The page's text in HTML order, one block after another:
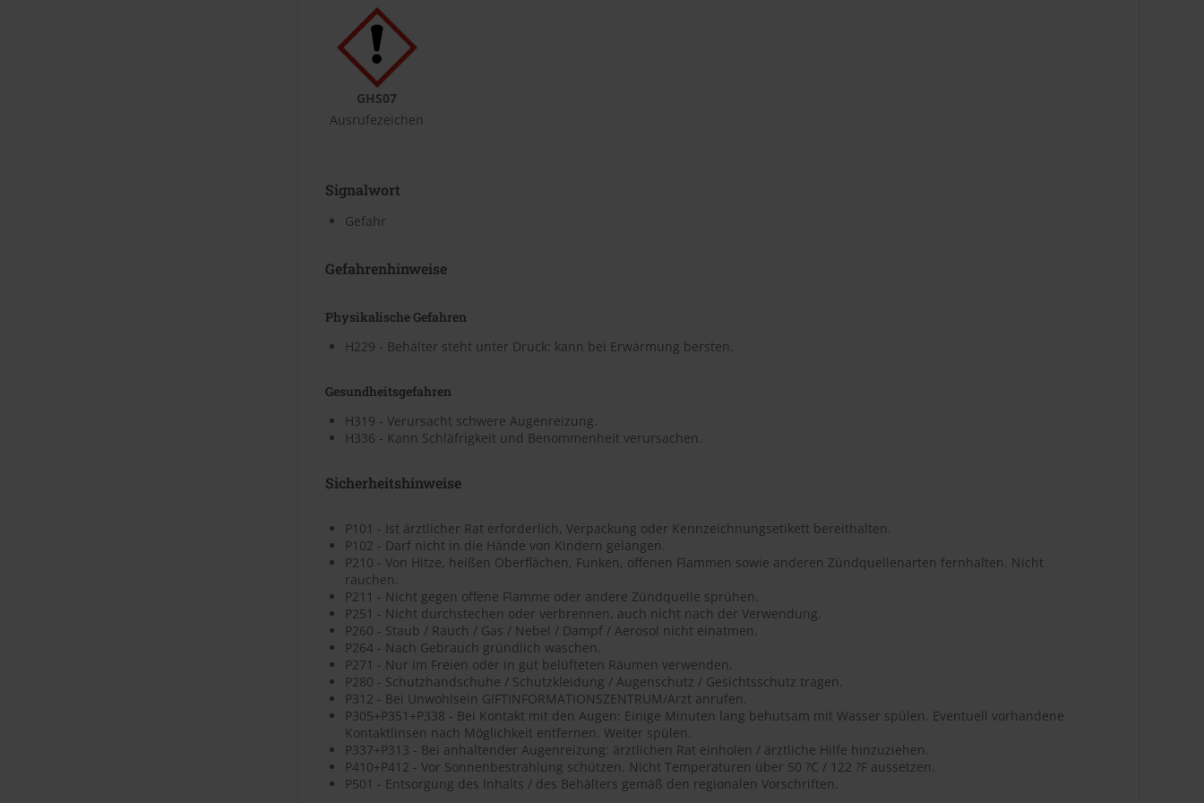
GHS07
Ausrufezeichen
Signalwort
Gefahr
Gefahrenhinweise
Physikalische Gefahren
H229 - Behälter steht unter Druck: kann bei Erwärmung bersten.
Gesundheitsgefahren
H319 - Verursacht schwere Augenreizung.
H336 - Kann Schläfrigkeit und Benommenheit verursachen.
Sicherheitshinweise
P101 - Ist ärztlicher Rat erforderlich, Verpackung oder Kennzeichnungsetikett bereithalten.
P102 - Darf nicht in die Hände von Kindern gelangen.
P210 - Von Hitze, heißen Oberflächen, Funken, offenen Flammen sowie anderen Zündquellenarten fernhalten. Nicht
rauchen.
P211 - Nicht gegen offene Flamme oder andere Zündquelle sprühen.
P251 - Nicht durchstechen oder verbrennen, auch nicht nach der Verwendung.
P260 - Staub / Rauch / Gas / Nebel / Dampf / Aerosol nicht einatmen.
P264 - Nach Gebrauch gründlich waschen.
P271 - Nur im Freien oder in gut belüfteten Räumen verwenden.
P280 - Schutzhandschuhe / Schutzkleidung / Augenschutz / Gesichtsschutz tragen.
P312 - Bei Unwohlsein GIFTINFORMATIONSZENTRUM/Arzt anrufen.
P305+P351+P338 - Bei Kontakt mit den Augen: Einige Minuten lang behutsam mit Wasser spülen. Eventuell vorhandene
Kontaktlinsen nach Möglichkeit entfernen. Weiter spülen.
P337+P313 - Bei anhaltender Augenreizung: ärztlichen Rat einholen / ärztliche Hilfe hinzuziehen.
P410+P412 - Vor Sonnenbestrahlung schützen. Nicht Temperaturen über 50 ?C / 122 ?F aussetzen.
P501 - Entsorgung des Inhalts / des Behälters gemäß den regionalen Vorschriften.